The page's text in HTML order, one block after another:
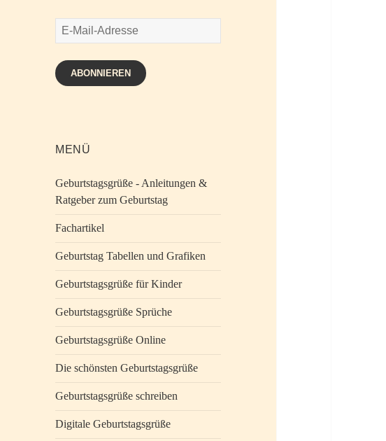
E-
Mail-
Adresse
ABONNIEREN
MENÜ
Geburtstagsgrüße - Anleitungen &
Ratgeber zum Geburtstag
Fachartikel
Geburtstag Tabellen und Grafiken
Geburtstagsgrüße für Kinder
Geburtstagsgrüße Sprüche
Geburtstagsgrüße Online
Die schönsten Geburtstagsgrüße
Geburtstagsgrüße schreiben
Digitale Geburtstagsgrüße